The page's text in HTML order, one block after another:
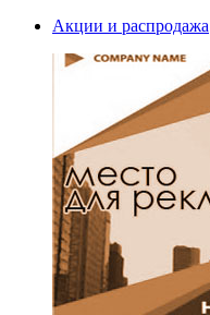
Акции и распродажа